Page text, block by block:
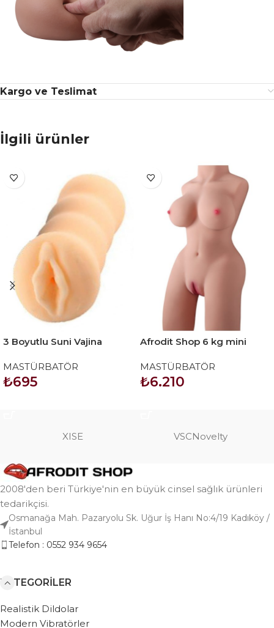
Kargo ve Teslimat
İlgili ürünler
3 Boyutlu Suni Vajina
MASTÜRBATÖR
₺695
Afrodit Shop 6 kg mini
MASTÜRBATÖR
₺6.210
XISE VSCNovelty
2008'den beri Türkiye'nin en büyük cinsel sağlık ürünleri
tedarikçisi.
Osmanağa Mah. Pazaryolu Sk. Uğur İş Hanı No:4/19 Kadıköy /
İstanbul
Telefon : 0552 934 9654
KATEGORILER
Realistik Dildolar
Modern Vibratörler